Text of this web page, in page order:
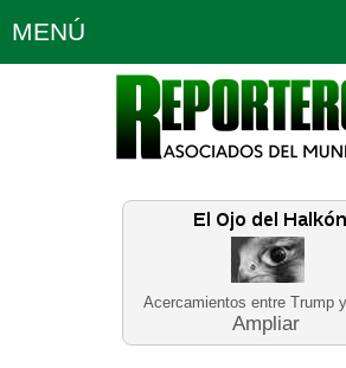
Acercamientos entre Trump
Ampliar
MENÚ
Política Opinión
Planeta Tierra
Educación